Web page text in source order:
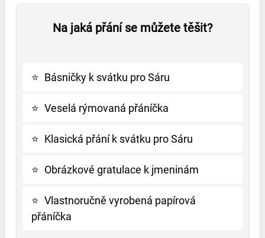
Na jaká přání se můžete těšit?
⭐ Básničky k svátku pro Sáru
⭐ Veselá rýmovaná přáníčka
⭐ Klasická přání k svátku pro Sáru
⭐ Obrázkové gratulace k jmeninám
⭐ Vlastnoručně vyrobená papírová
přáníčka